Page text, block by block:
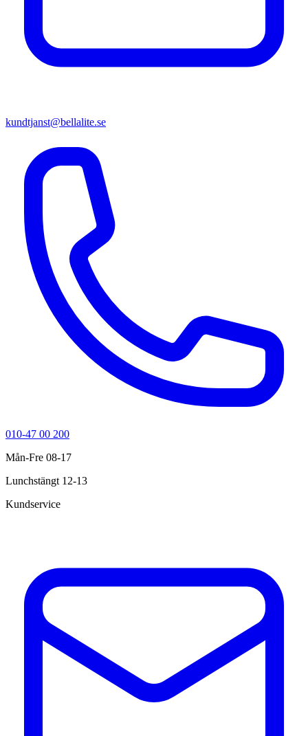
kundtjanst@bellalite.se
010-47 00 200
Mån-Fre 08-17
Lunchstängt 12-13
Kundservice